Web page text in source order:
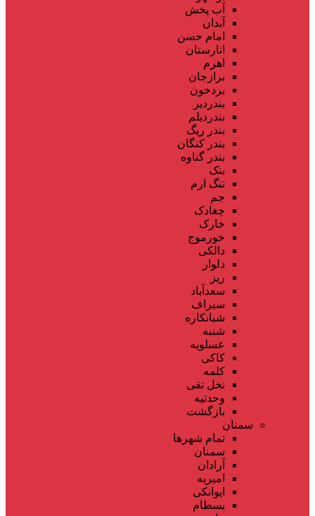
آب پخش
آبدان
امام حسن
انارستان
اهرم
برازجان
بردخون
بندردیر
بندردیلم
بندر ریگ
بندر کنگان
بندر گناوه
بنک
تنگ ارم
جم
چغادک
خارک
خورموج
دالکی
دلوار
ریز
سعدآباد
سیراف
شبانکاره
شنبه
عسلویه
کاکی
کلمه
نخل تقی
وحدتیه
بازگشت
سمنان
تمام شهر‌ها
سمنان
آرادان
امیریه
ایوانکی
بسطام